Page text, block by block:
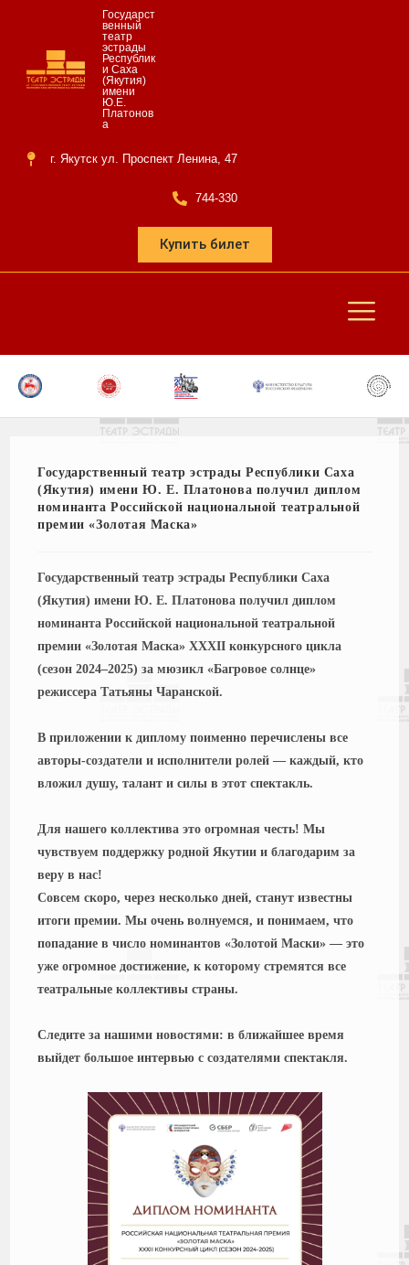
Государст
венный
театр
эстрады
Республик
и Саха
(Якутия)
имени
Ю.Е.
Платонов
а
г. Якутск ул. Проспект Ленина, 47
744-330
Купить билет
Государственный театр эстрады Республики Саха
(Якутия) имени Ю. Е. Платонова получил диплом
номинанта Российской национальной театральной
премии «Золотая Маска»
Государственный театр эстрады Республики Саха
(Якутия) имени Ю. Е. Платонова получил диплом
номинанта Российской национальной театральной
премии «Золотая Маска» XXXII конкурсного цикла
(сезон 2024–2025) за мюзикл «Багровое солнце»
режиссера Татьяны Чаранской.
В приложении к диплому поименно перечислены все
авторы‑создатели и исполнители ролей — каждый, кто
вложил душу, талант и силы в этот спектакль.
Для нашего коллектива это огромная честь! Мы
чувствуем поддержку родной Якутии и благодарим за
веру в нас!
Совсем скоро, через несколько дней, станут известны
итоги премии. Мы очень волнуемся, и понимаем, что
попадание в число номинантов «Золотой Маски» — это
уже огромное достижение, к которому стремятся все
театральные коллективы страны.
Следите за нашими новостями: в ближайшее время
выйдет большое интервью с создателями спектакля.